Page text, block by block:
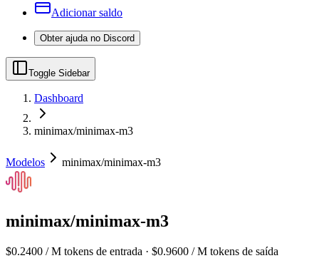
Adicionar saldo
Obter ajuda no Discord
Toggle Sidebar
Dashboard
minimax/minimax-m3
Modelos minimax/minimax-m3
minimax/minimax-m3
$0.2400 / M tokens de entrada · $0.9600 / M tokens de saída